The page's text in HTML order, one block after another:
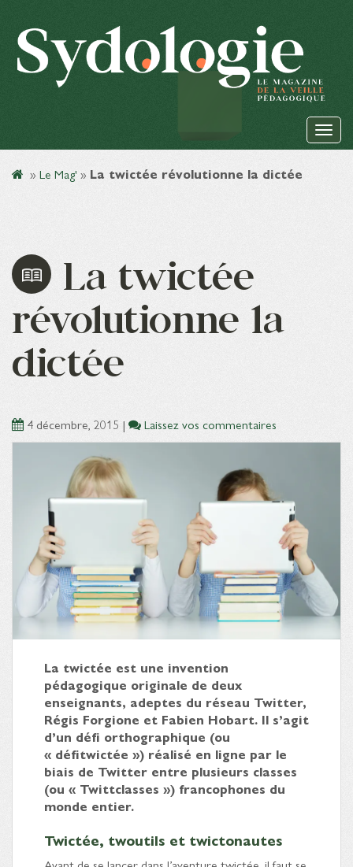
» Le Mag' » La twictée révolutionne la dictée
La twictée
révolutionne la
dictée
4 décembre, 2015 | Laissez vos commentaires
La twictée est une invention
pédagogique originale de deux
enseignants, adeptes du réseau Twitter,
Régis Forgione et Fabien Hobart. Il s’agit
d’un défi orthographique (ou
« défitwictée ») réalisé en ligne par le
biais de Twitter entre plusieurs classes
(ou « Twittclasses ») francophones du
monde entier.
Twictée, twoutils et twictonautes